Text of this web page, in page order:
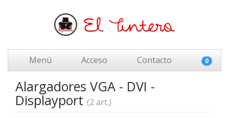
Menú Acceso Contacto 0
Alargadores VGA - DVI -
Displayport (2 art.)